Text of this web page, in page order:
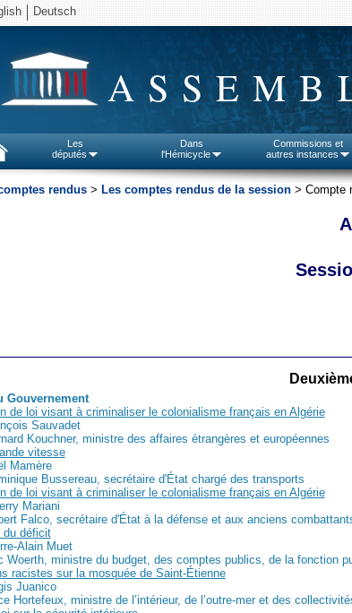
Deutsch
Les
députés
Dans
l'Hémicycle
Commissions et
autres instances
rendus > Les comptes rendus de la session > Compte
Gouvernement
de loi visant à criminaliser le colonialisme français en Algérie
Sauvadet
Kouchner, ministre des affaires étrangères et européennes
vitesse
Mamère
Bussereau, secrétaire d'État chargé des transports
de loi visant à criminaliser le colonialisme français en Algérie
Mariani
Falco, secrétaire d'État à la défense et aux anciens
du déficit
Alain Muet
Woerth, ministre du budget, des comptes publics, de la fonction
racistes sur la mosquée de Saint-Étienne
Juanico
Hortefeux, ministre de l’intérieur, de l’outre-mer et des